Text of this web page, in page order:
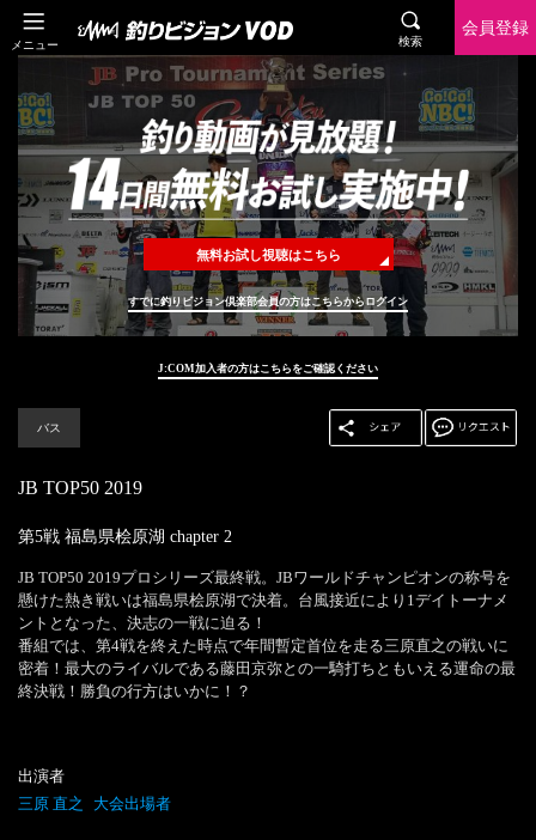
メニュー 検索
会員登録
無料お試し視聴はこちら
すでに釣りビジョン倶楽部会員の方はこちらからログイン
J:COM加入者の方はこちらをご確認ください
バス
JB TOP50 2019
第5戦 福島県桧原湖 chapter 2
JB TOP50 2019プロシリーズ最終戦。JBワールドチャンピオンの称号を
懸けた熱き戦いは福島県桧原湖で決着。台風接近により1デイトーナメ
ントとなった、決志の一戦に迫る！
番組では、第4戦を終えた時点で年間暫定首位を走る三原直之の戦いに
密着！最大のライバルである藤田京弥との一騎打ちともいえる運命の最
終決戦！勝負の行方はいかに！？
出演者
三原 直之
大会出場者